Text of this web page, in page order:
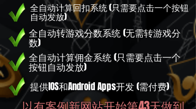
全自动计算回扣系统 (只需要点击一个按钮
自动发放)
全自动转游戏分数系统 (无需转游戏分
数)
全自动计算佣金系统 (只需要点击一个
按钮自动发放)
提供IOS和Android Apps开发 (需付费)